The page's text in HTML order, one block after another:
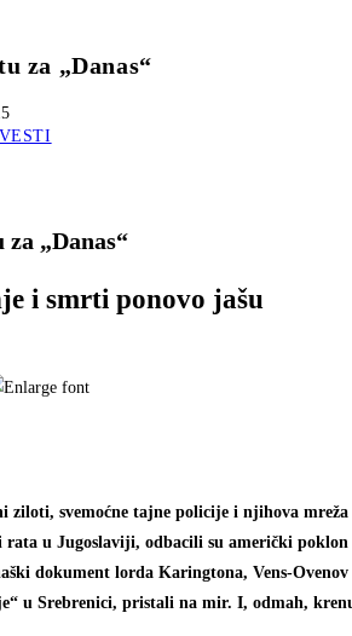
za „Danas“
„Danas“
i smrti ponovo jašu
svemoćne tajne policije i njihova
rata u Jugoslaviji, odbacili su američki
dokument lorda Karingtona, Vens-
u Srebrenici, pristali na mir. I, odmah,